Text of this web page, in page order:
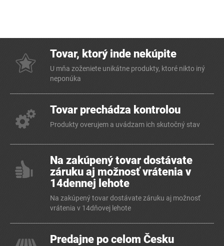
Tovar, ktorý inde nekúpite
U mňa zoženiete unikátne produkty, ktoré nikto iný
neponúka
Tovar prechádza kontrolou
Produkty overujem a uvádzam ich skutočný stav
Na zakúpený tovar dostávate
záruku aj možnosť vrátenia v
14dennej lehote
Na zakúpený tovar dostávate záruku aj možnosť
vrátenia v 14dňovej lehote
Predajne po celom Česku